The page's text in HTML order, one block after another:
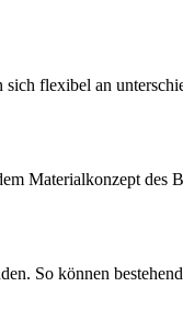
flexibel an
Materialkonzept des
So können